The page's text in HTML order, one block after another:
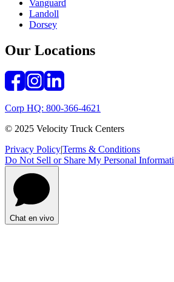
Vanguard
Landoll
Dorsey
Our Locations
Corp HQ: 800-366-4621
© 2025 Velocity Truck Centers
Privacy Policy|Terms & Conditions
Do Not Sell or Share My Personal
Chat en vivo